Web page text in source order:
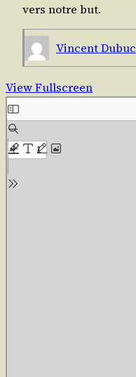
vers notre but.
Vincent Dubuc
View Fullscreen